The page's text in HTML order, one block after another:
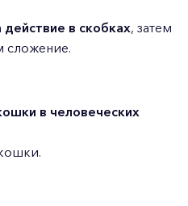
действие в скобках, затем
сложение.
в человеческих